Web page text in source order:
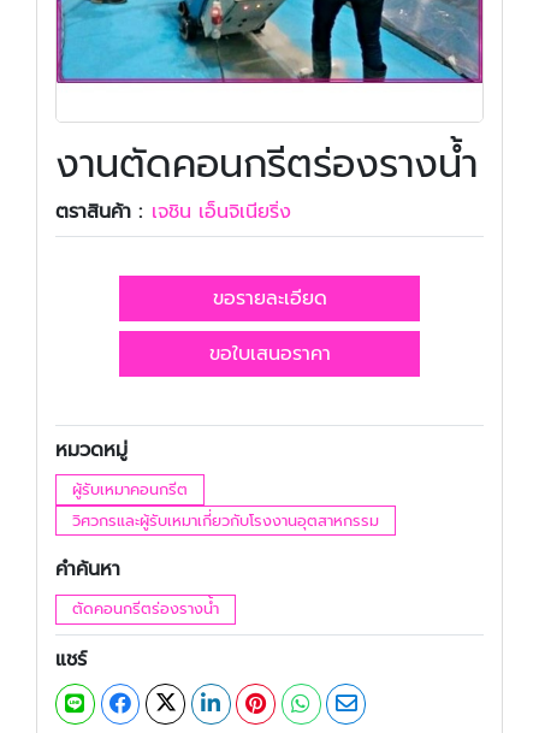
งานตัดคอนกรีตร่องรางน้ำ
ตราสินค้า : เจชิน เอ็นจิเนียริ่ง
ขอรายละเอียด
ขอใบเสนอราคา
หมวดหมู่
ผู้รับเหมาคอนกรีต
วิศวกรและผู้รับเหมาเกี่ยวกับโรงงานอุตสาหกรรม
คำค้นหา
ตัดคอนกรีตร่องรางน้ำ
แชร์